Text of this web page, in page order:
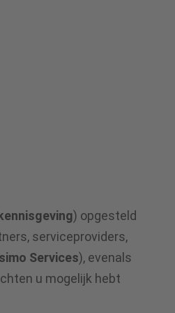
) opgesteld
serviceproviders,
Services), evenals
u mogelijk hebt